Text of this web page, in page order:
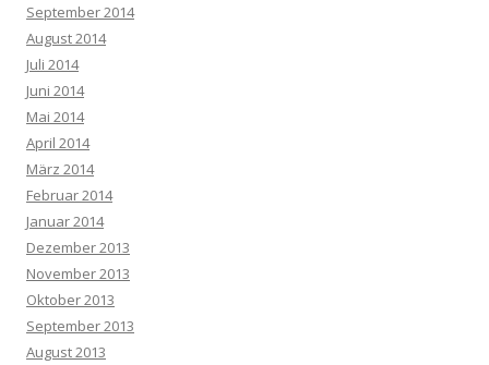
September 2014
August 2014
Juli 2014
Juni 2014
Mai 2014
April 2014
März 2014
Februar 2014
Januar 2014
Dezember 2013
November 2013
Oktober 2013
September 2013
August 2013